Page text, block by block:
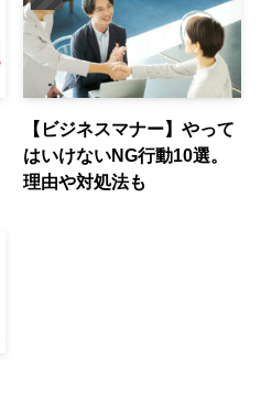
【ビジネスマナー】やって
はいけないNG行動10選。
理由や対処法も